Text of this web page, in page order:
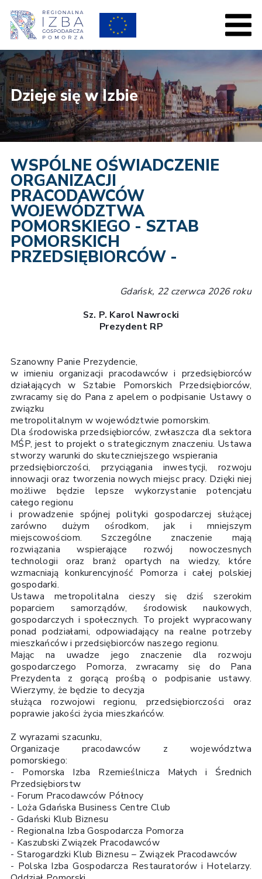
Dzieje się w Izbie
WSPÓLNE OŚWIADCZENIE
ORGANIZACJI
PRACODAWCÓW
WOJEWÓDZTWA
POMORSKIEGO - SZTAB
POMORSKICH
PRZEDSIĘBIORCÓW -
Gdańsk, 22 czerwca 2026 roku
Sz. P. Karol Nawrocki
Prezydent RP
Szanowny Panie Prezydencie,
w imieniu organizacji pracodawców i przedsiębiorców
działających w Sztabie Pomorskich Przedsiębiorców,
zwracamy się do Pana z apelem o podpisanie Ustawy o
związku
metropolitalnym w województwie pomorskim.
Dla środowiska przedsiębiorców, zwłaszcza dla sektora
MŚP, jest to projekt o strategicznym znaczeniu. Ustawa
stworzy warunki do skuteczniejszego wspierania
przedsiębiorczości, przyciągania inwestycji, rozwoju
innowacji oraz tworzenia nowych miejsc pracy. Dzięki niej
możliwe będzie lepsze wykorzystanie potencjału
całego regionu
i prowadzenie spójnej polityki gospodarczej służącej
zarówno dużym ośrodkom, jak i mniejszym
miejscowościom. Szczególne znaczenie mają
rozwiązania wspierające rozwój nowoczesnych
technologii oraz branż opartych na wiedzy, które
wzmacniają konkurencyjność Pomorza i całej polskiej
gospodarki.
Ustawa metropolitalna cieszy się dziś szerokim
poparciem samorządów, środowisk naukowych,
gospodarczych i społecznych. To projekt wypracowany
ponad podziałami, odpowiadający na realne potrzeby
mieszkańców i przedsiębiorców naszego regionu.
Mając na uwadze jego znaczenie dla rozwoju
gospodarczego Pomorza, zwracamy się do Pana
Prezydenta z gorącą prośbą o podpisanie ustawy.
Wierzymy, że będzie to decyzja
służąca rozwojowi regionu, przedsiębiorczości oraz
poprawie jakości życia mieszkańców.
Z wyrazami szacunku,
Organizacje pracodawców z województwa
pomorskiego:
- Pomorska Izba Rzemieślnicza Małych i Średnich
Przedsiębiorstw
- Forum Pracodawców Północy
- Loża Gdańska Business Centre Club
- Gdański Klub Biznesu
- Regionalna Izba Gospodarcza Pomorza
- Kaszubski Związek Pracodawców
- Starogardzki Klub Biznesu – Związek Pracodawców
- Polska Izba Gospodarcza Restauratorów i Hotelarzy.